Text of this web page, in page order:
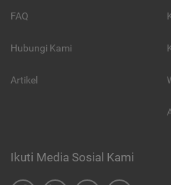
FAQ
Hubungi Kami
Artikel
Ikuti Media Sosial Kami